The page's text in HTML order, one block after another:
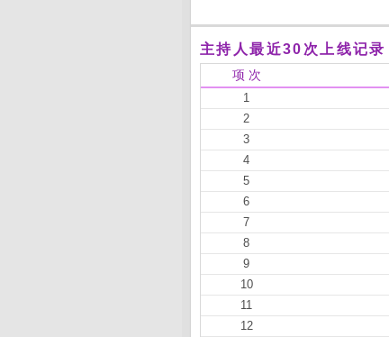
主持人最近30次上线记录
项 次
1
2
3
4
5
6
7
8
9
10
11
12